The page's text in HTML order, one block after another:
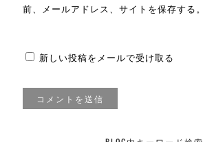
前、メールアドレス、サイトを保存する。
新しい投稿をメールで受け取る